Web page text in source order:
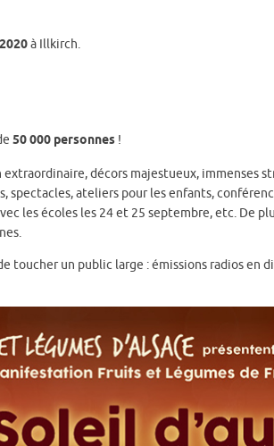
à Illkirch.
50 000 personnes !
extraordinaire, décors majestueux, immenses
ateliers pour les enfants,
les écoles les 24 et 25 septembre, etc. De
un public large : émissions radios en